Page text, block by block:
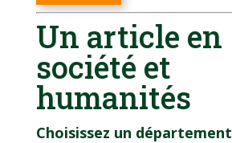
Un article en
société et
humanités
Choisissez un département